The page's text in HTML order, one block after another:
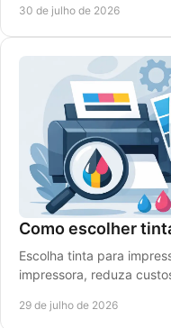
30 de julho de 2026
Como escolher
Escolha tinta para
impressora, reduza
29 de julho de 2026